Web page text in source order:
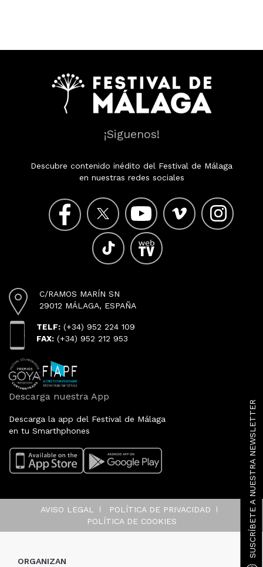
SUSCRÍBETE A NUESTRA NEWSLETTER
¡Siguenos!
Descubre contenido inédito del Festival de Málaga
en nuestras redes sociales
C/RAMOS MARÍN SN
29012 MÁLAGA, ESPAÑA
TELF: (+34) 952 224 109
FAX: (+34) 952 212 953
Descarga nuestra App
Descarga la app del Festival de Málaga
en tu Smarthphones
AVISO LEGAL
POLÍTICA DE PRIVACIDAD
POLÍTICA DE COOKIES
ORGANIZAN